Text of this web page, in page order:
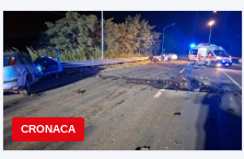
CRONACA